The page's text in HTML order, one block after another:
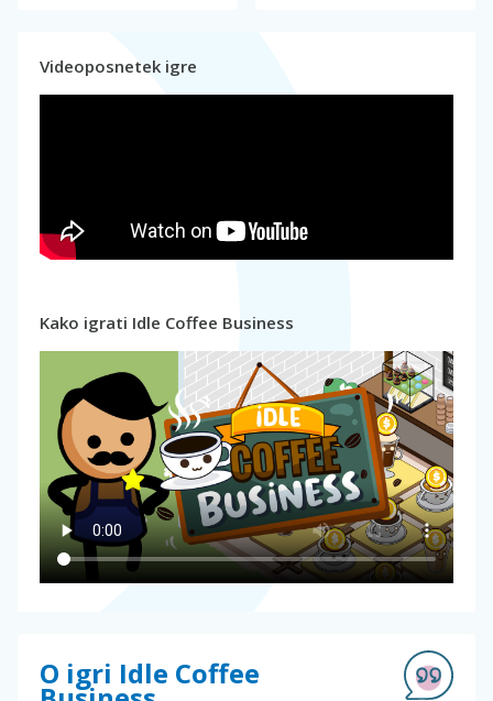
Videoposnetek igre
Kako igrati Idle Coffee Business
O igri Idle Coffee